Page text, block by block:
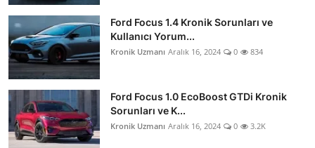
Ford Focus 1.4 Kronik Sorunları ve
Kullanıcı Yorum...
Kronik Uzmanı Aralık 16, 2024 0 834
Ford Focus 1.0 EcoBoost GTDi Kronik
Sorunları ve K...
Kronik Uzmanı Aralık 16, 2024 0 3.2K